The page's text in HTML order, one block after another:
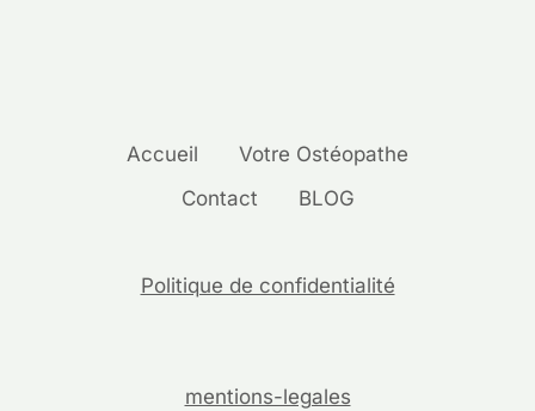
Accueil
Votre Ostéopathe
Contact
BLOG
Politique de confidentialité
mentions-legales